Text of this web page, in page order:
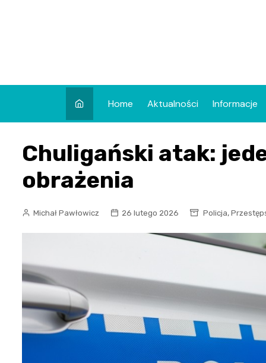
Home Aktualności Informacje
Chuligański atak:
obrażenia
Michał Pawłowicz 26 lutego 2026 Policja,